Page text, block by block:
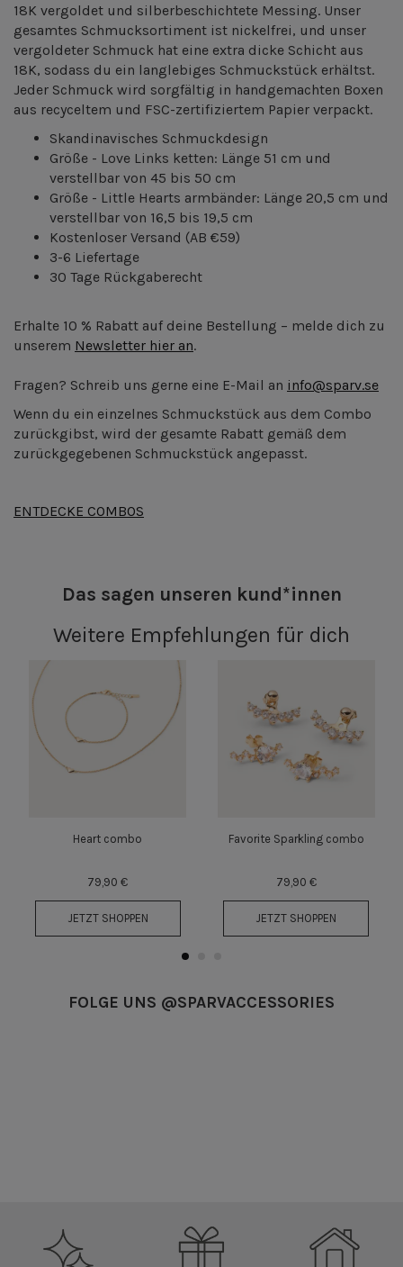
18K vergoldet und silberbeschichtete Messing. Unser
gesamtes Schmucksortiment ist nickelfrei, und unser
vergoldeter Schmuck hat eine extra dicke Schicht aus
18K, sodass du ein langlebiges Schmuckstück erhältst.
Jeder Schmuck wird sorgfältig in handgemachten Boxen
aus recyceltem und FSC-zertifiziertem Papier verpackt.
Skandinavisches Schmuckdesign
Größe - Love Links ketten: Länge 51 cm und
verstellbar von 45 bis 50 cm
Größe - Little Hearts armbänder: Länge 20,5 cm und
verstellbar von 16,5 bis 19,5 cm
Kostenloser Versand (AB €59)
3-6 Liefertage
30 Tage Rückgaberecht
Erhalte 10 % Rabatt auf deine Bestellung – melde dich zu
unserem Newsletter hier an.
Fragen? Schreib uns gerne eine E-Mail an info@sparv.se
Wenn du ein einzelnes Schmuckstück aus dem Combo
zurückgibst, wird der gesamte Rabatt gemäß dem
zurückgegebenen Schmuckstück angepasst.
ENTDECKE COMBOS
Das sagen unseren kund*innen
Weitere Empfehlungen für dich
Heart combo
79,90 €
JETZT SHOPPEN
Favorite Sparkling combo
79,90 €
JETZT SHOPPEN
FOLGE UNS @SPARVACCESSORIES